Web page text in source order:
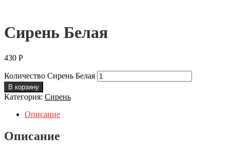
Сирень Белая
430 Р
Количество Сирень Белая
В корзину
Категория: Сирень
Описание
Описание